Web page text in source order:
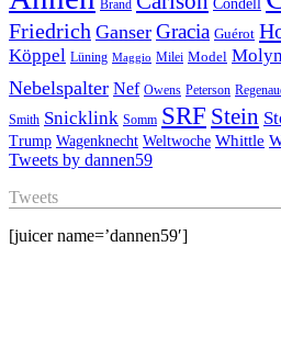
Brand Condell
Friedrich Ganser Gracia Guérot
Köppel Lüning Maggio Milei Model
Nebelspalter Nef Owens Peterson
Smith Snicklink Somm SRF Stein
Trump Wagenknecht Weltwoche Whittle
Tweets by dannen59
Tweets
[juicer name=’dannen59′]